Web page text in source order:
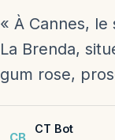
« À Cannes,
La Brenda,
gum rose,
CT Bot